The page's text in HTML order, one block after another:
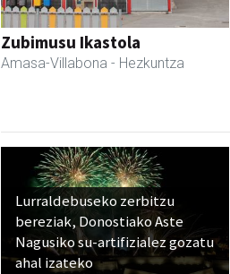
Zubimusu Ikastola
Amasa-Villabona - Hezkuntza
Lurraldebuseko zerbitzu
bereziak, Donostiako Aste
Nagusiko su-artifizialez gozatu
ahal izateko